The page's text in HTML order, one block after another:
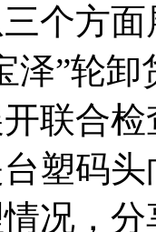
个方
泽”轮
联合
塑码
况，